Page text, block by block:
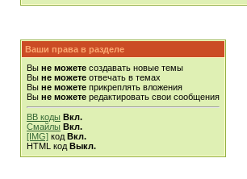
Ваши права в разделе
Вы не можете создавать новые темы
Вы не можете отвечать в темах
Вы не можете прикреплять вложения
Вы не можете редактировать свои сообщения
BB коды Вкл.
Смайлы Вкл.
[IMG] код Вкл.
HTML код Выкл.